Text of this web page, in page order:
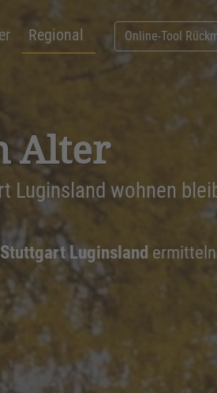
Regional Online-Tool
Alter
Luginsland wohnen
Luginsland